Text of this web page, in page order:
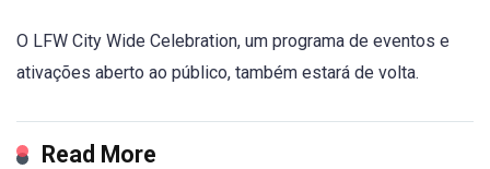
O LFW City Wide Celebration, um programa de eventos e
ativações aberto ao público, também estará de volta.
Read More